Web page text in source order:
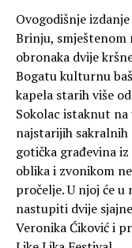
Ovogodišnje
Brinju, smještenom
obronaka dvije
Bogatu kulturnu
kapela starih više
Sokolac istaknut
najstarijih sakralnih
gotička građevina
oblika i zvonikom
pročelje. U njoj će u
nastupiti dvije
Veronika Ćiković i